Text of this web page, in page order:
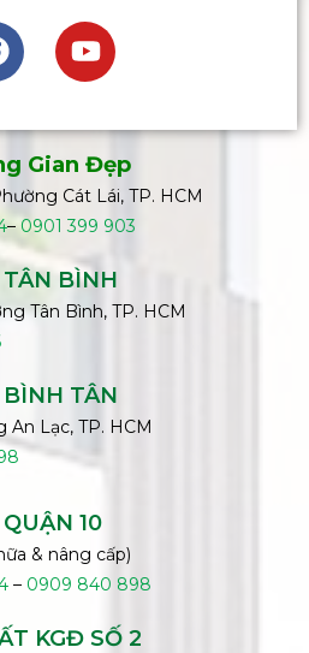
Gian Đẹp
Cát Lái, TP. HCM
– 0901 399 903
BÌNH
Tân Bình, TP. HCM
BÌNH TÂN
Lạc, TP. HCM
10
& nâng cấp)
– 0909 840 898
KGĐ SỐ 2